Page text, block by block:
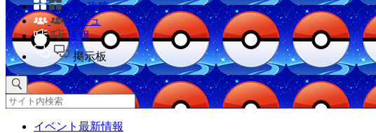
他の攻略
コミュ
速報
掲示板
イベント最新情報